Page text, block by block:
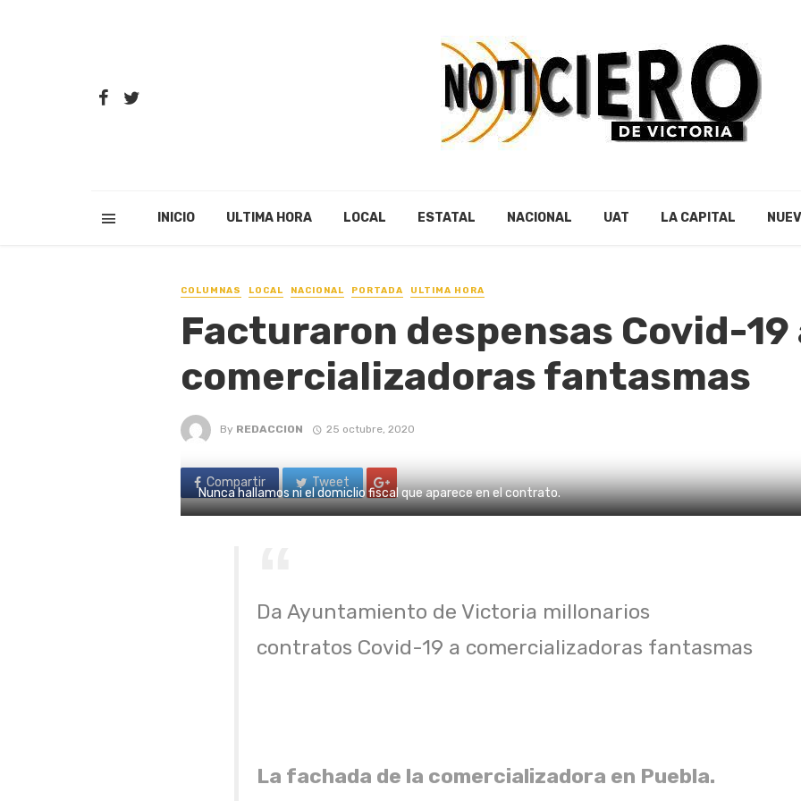
INICIO ULTIMA HORA LOCAL ESTATAL NACIONAL UAT LA CAPITAL
COLUMNAS LOCAL NACIONAL PORTADA ULTIMA HORA
Facturaron despensas Covid-19
comercializadoras fantasmas
By REDACCION 25 octubre, 2020
Compartir Tweet
Nunca hallamos ni el domiclio fiscal que aparece en el contrato.
Da Ayuntamiento de Victoria millonarios
contratos Covid-19 a comercializadoras fantasmas
La fachada de la comercializadora en Puebla.